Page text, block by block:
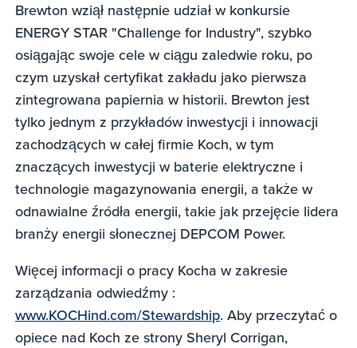
Brewton wziął następnie udział w konkursie
ENERGY STAR "Challenge for Industry", szybko
osiągając swoje cele w ciągu zaledwie roku, po
czym uzyskał certyfikat zakładu jako pierwsza
zintegrowana papiernia w historii. Brewton jest
tylko jednym z przykładów inwestycji i innowacji
zachodzących w całej firmie Koch, w tym
znaczących inwestycji w baterie elektryczne i
technologie magazynowania energii, a także w
odnawialne źródła energii, takie jak przejęcie lidera
branży energii słonecznej DEPCOM Power.
Więcej informacji o pracy Kocha w zakresie
zarządzania odwiedźmy :
www.KOCHind.com/Stewardship. Aby przeczytać o
opiece nad Koch ze strony Sheryl Corrigan,